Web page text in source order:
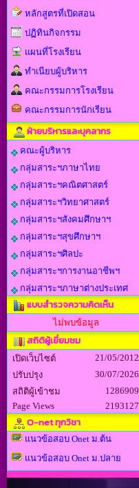
หลักสูตรที่เปิดสอน
ปฏิทินกิจกรรม
แผนที่โรงเรียน
ทำเนียบผู้บริหาร
คณะกรรมการโรงเรียน
คณะกรรมการนักเรียน
ฝ่ายบริหารและบุคลากร
คณะผู้บริหาร
กลุ่มสาระฯภาษาไทย
กลุ่มสาระฯคณิตศาสตร์
กลุ่มสาระฯวิทยาศาสตร์
กลุ่มสาระฯสังคมศึกษาฯ
กลุ่มสาระฯสุขศึกษาฯ
กลุ่มสาระฯศิลปะ
กลุ่มสาระฯการงานอาชีพฯ
กลุ่มสาระฯภาษาต่างประเทศ
แบบสำรวจความคิดเห็น
ไม่พบข้อมูล
สถิติผู้เยี่ยมชม
เปิดเว็บไซต์
21/05/2012
ปรับปรุง
30/07/2026
สถิติผู้เข้าชม
1286909
Page Views
2193127
O-net ทุกวิชา
แนวข้อสอบ Onet ม.ต้น
แนวข้อสอบ Onet ม.ปลาย